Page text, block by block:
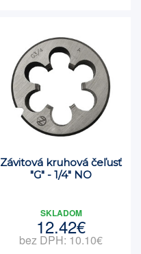
Závitová kruhová čeľusť
"G" - 1/4" NO
SKLADOM
12.42€
bez DPH: 10.10€